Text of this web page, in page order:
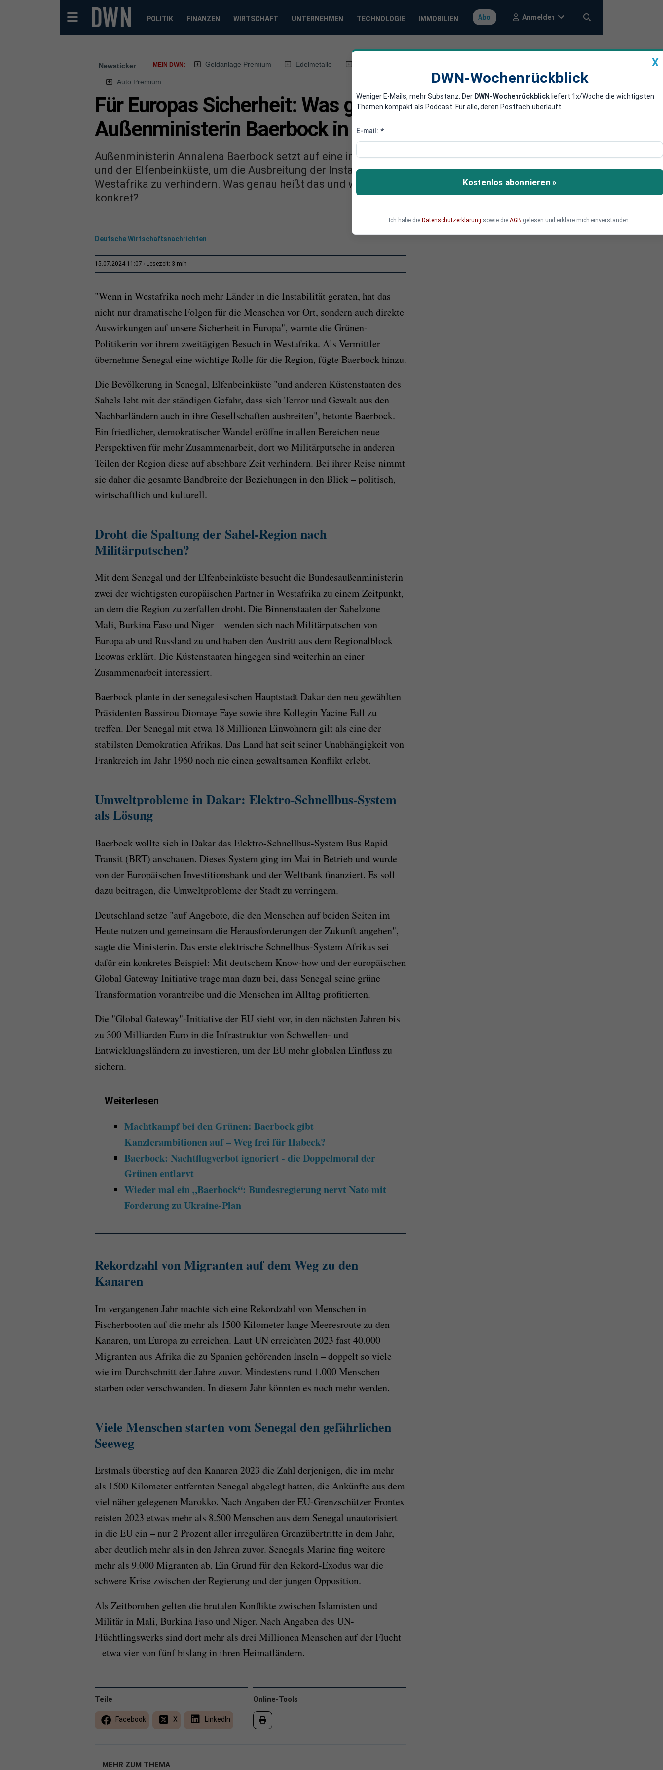
POLITIK FINANZEN WIRTSCHAFT UNTERNEHMEN TECHNOLOGIE IMMOBILIEN Abo Anmelden
Newsticker MEIN DWN: Geldanlage Premium Edelmetalle
Auto Premium
Für Europas Sicherheit: Was genau plant
Außenministerin Baerbock in Westafrika?
Außenministerin Annalena Baerbock setzt auf eine intensivierte Zusammenarbeit mit Senegal
und der Elfenbeinküste, um die Ausbreitung der Instabilität aus dem Sahel in den Rest von
Westafrika zu verhindern. Was genau heißt das und was plant Deutschland in Westafrika
konkret?
Deutsche Wirtschaftsnachrichten
15.07.2024 11:07 Lesezeit: 3 min
"Wenn in Westafrika noch mehr Länder in die Instabilität geraten, hat das
nicht nur dramatische Folgen für die Menschen vor Ort, sondern auch direkte
Auswirkungen auf unsere Sicherheit in Europa", warnte die Grünen-
Politikerin vor ihrem zweitägigen Besuch in Westafrika. Als Vermittler
übernehme Senegal eine wichtige Rolle für die Region, fügte Baerbock hinzu.
Die Bevölkerung in Senegal, Elfenbeinküste "und anderen Küstenstaaten des
Sahels lebt mit der ständigen Gefahr, dass sich Terror und Gewalt aus den
Nachbarländern auch in ihre Gesellschaften ausbreiten", betonte Baerbock.
Ein friedlicher, demokratischer Wandel eröffne in allen Bereichen neue
Perspektiven für mehr Zusammenarbeit, dort wo Militärputsche in anderen
Teilen der Region diese auf absehbare Zeit verhindern. Bei ihrer Reise nimmt
sie daher die gesamte Bandbreite der Beziehungen in den Blick – politisch,
wirtschaftlich und kulturell.
Droht die Spaltung der Sahel-Region nach
Militärputschen?
Mit dem Senegal und der Elfenbeinküste besucht die Bundesaußenministerin
zwei der wichtigsten europäischen Partner in Westafrika zu einem Zeitpunkt,
an dem die Region zu zerfallen droht. Die Binnenstaaten der Sahelzone –
Mali, Burkina Faso und Niger – wenden sich nach Militärputschen von
Europa ab und Russland zu und haben den Austritt aus dem Regionalblock
Ecowas erklärt. Die Küstenstaaten hingegen sind weiterhin an einer
Zusammenarbeit interessiert.
Baerbock plante in der senegalesischen Hauptstadt Dakar den neu gewählten
Präsidenten Bassirou Diomaye Faye sowie ihre Kollegin Yacine Fall zu
treffen. Der Senegal mit etwa 18 Millionen Einwohnern gilt als eine der
stabilsten Demokratien Afrikas. Das Land hat seit seiner Unabhängigkeit von
Frankreich im Jahr 1960 noch nie einen gewaltsamen Konflikt erlebt.
Umweltprobleme in Dakar: Elektro-Schnellbus-System
als Lösung
Baerbock wollte sich in Dakar das Elektro-Schnellbus-System Bus Rapid
Transit (BRT) anschauen. Dieses System ging im Mai in Betrieb und wurde
von der Europäischen Investitionsbank und der Weltbank finanziert. Es soll
dazu beitragen, die Umweltprobleme der Stadt zu verringern.
Deutschland setze "auf Angebote, die den Menschen auf beiden Seiten im
Heute nutzen und gemeinsam die Herausforderungen der Zukunft angehen",
sagte die Ministerin. Das erste elektrische Schnellbus-System Afrikas sei
dafür ein konkretes Beispiel: Mit deutschem Know-how und der europäischen
Global Gateway Initiative trage man dazu bei, dass Senegal seine grüne
Transformation vorantreibe und die Menschen im Alltag profitierten.
Die "Global Gateway"-Initiative der EU sieht vor, in den nächsten Jahren bis
zu 300 Milliarden Euro in die Infrastruktur von Schwellen- und
Entwicklungsländern zu investieren, um der EU mehr globalen Einfluss zu
sichern.
Weiterlesen
Machtkampf bei den Grünen: Baerbock gibt
Kanzlerambitionen auf – Weg frei für Habeck?
Baerbock: Nachtflugverbot ignoriert - die Doppelmoral der
Grünen entlarvt
Wieder mal ein „Baerbock“: Bundesregierung nervt Nato mit
Forderung zu Ukraine-Plan
Rekordzahl von Migranten auf dem Weg zu den
Kanaren
Im vergangenen Jahr machte sich eine Rekordzahl von Menschen in
Fischerbooten auf die mehr als 1500 Kilometer lange Meeresroute zu den
Kanaren, um Europa zu erreichen. Laut UN erreichten 2023 fast 40.000
Migranten aus Afrika die zu Spanien gehörenden Inseln – doppelt so viele
wie im Durchschnitt der Jahre zuvor. Mindestens rund 1.000 Menschen
starben oder verschwanden. In diesem Jahr könnten es noch mehr werden.
Viele Menschen starten vom Senegal den gefährlichen
Seeweg
Erstmals überstieg auf den Kanaren 2023 die Zahl derjenigen, die im mehr
als 1500 Kilometer entfernten Senegal abgelegt hatten, die Ankünfte aus dem
viel näher gelegenen Marokko. Nach Angaben der EU-Grenzschützer Frontex
reisten 2023 etwas mehr als 8.500 Menschen aus dem Senegal unautorisiert
in die EU ein – nur 2 Prozent aller irregulären Grenzübertritte in dem Jahr,
aber deutlich mehr als in den Jahren zuvor. Senegals Marine fing weitere
mehr als 9.000 Migranten ab. Ein Grund für den Rekord-Exodus war die
schwere Krise zwischen der Regierung und der jungen Opposition.
Als Zeitbomben gelten die brutalen Konflikte zwischen Islamisten und
Militär in Mali, Burkina Faso und Niger. Nach Angaben des UN-
Flüchtlingswerks sind dort mehr als drei Millionen Menschen auf der Flucht
– etwa vier von fünf bislang in ihren Heimatländern.
Online-Tools
Teile
Facebook X LinkedIn
MEHR ZUM THEMA
X
DWN-Wochenrückblick
Weniger E-Mails, mehr Substanz: Der DWN-Wochenrückblick liefert 1x/Woche die wichtigsten
Themen kompakt als Podcast. Für alle, deren Postfach überläuft.
E-mail: *
Kostenlos abonnieren »
Ich habe die Datenschutzerklärung sowie die AGB gelesen und erkläre mich einverstanden.